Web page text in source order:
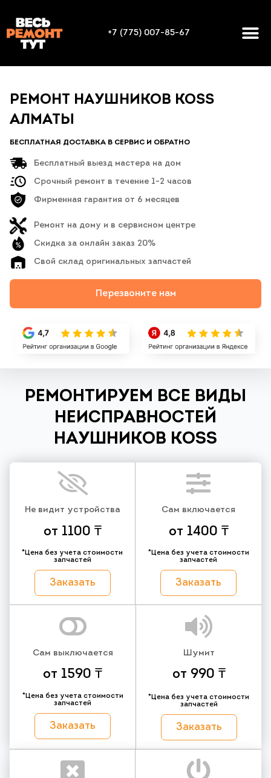
+7 (775) 007-85-67
РЕМОНТ НАУШНИКОВ KOSS
АЛМАТЫ
БЕСПЛАТНАЯ ДОСТАВКА В СЕРВИС И ОБРАТНО
Бесплатный выезд мастера на дом
Срочный ремонт в течение 1-2 часов
Фирменная гарантия от 6 месяцев
Ремонт на дому и в сервисном центре
Скидка за онлайн заказ 20%
Свой склад оригинальных запчастей
Перезвоните нам
РЕМОНТИРУЕМ ВСЕ ВИДЫ
НЕИСПРАВНОСТЕЙ
НАУШНИКОВ KOSS
Не видит устройства
от 1100 ₸
*Цена без учета стоимости
запчастей
Заказать
Сам включается
от 1400 ₸
*Цена без учета стоимости
запчастей
Заказать
Сам выключается
от 1590 ₸
*Цена без учета стоимости
запчастей
Заказать
Шумит
от 990 ₸
*Цена без учета стоимости
запчастей
Заказать